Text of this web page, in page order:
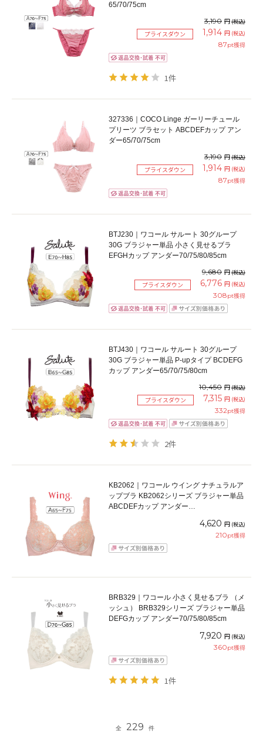
65/70/75cm
3,190 円(税込)
プライスダウン 1,914 円 (税込)
87pt獲得
1件
327336｜COCO Linge ガーリーチュール
プリーツ ブラセット ABCDEFカップ アン
ダー65/70/75cm
3,190 円(税込)
プライスダウン 1,914 円 (税込)
87pt獲得
BTJ230｜ワコール サルート 30グループ
30G ブラジャー単品 小さく見せるブラ
EFGHカップ アンダー70/75/80/85cm
9,680 円(税込)
プライスダウン 6,776 円 (税込)
308pt獲得
BTJ430｜ワコール サルート 30グループ
30G ブラジャー単品 P-upタイプ BCDEFG
カップ アンダー65/70/75/80cm
10,450 円(税込)
プライスダウン 7,315 円 (税込)
332pt獲得
2件
KB2062｜ワコール ウイング ナチュラルア
ップブラ KB2062シリーズ ブラジャー単品
ABCDEFカップ アンダー
4,620 円 (税込)
210pt獲得
BRB329｜ワコール 小さく見せるブラ （メ
ッシュ） BRB329シリーズ ブラジャー単品
DEFGカップ アンダー70/75/80/85cm
7,920 円 (税込)
360pt獲得
1件
全 229 件